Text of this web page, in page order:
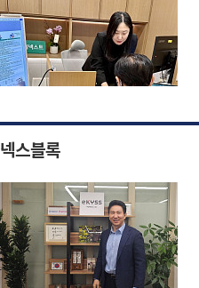
넥스블록